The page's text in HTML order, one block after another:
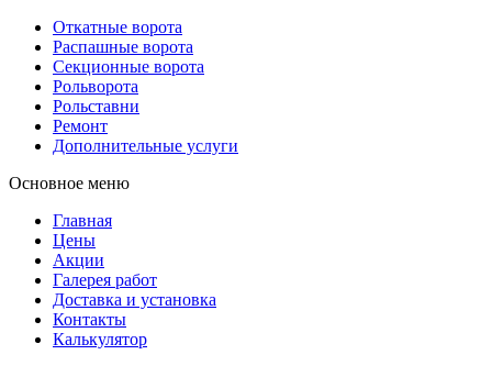
Откатные ворота
Распашные ворота
Секционные ворота
Рольворота
Рольставни
Ремонт
Дополнительные услуги
Основное меню
Главная
Цены
Акции
Галерея работ
Доставка и установка
Контакты
Калькулятор